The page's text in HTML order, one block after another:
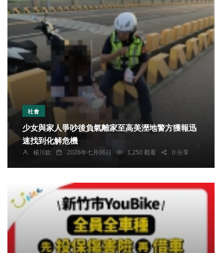
社會
少女與家人爭吵後負氣離家至高美溼地警方獲報迅
速找到化解危機
楊川欽 2026年七月06日 1,250 觀看 0 分享